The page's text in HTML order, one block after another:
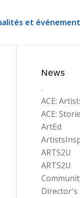
et
News
.
ACE:
ACE:
ArtEd
ARTS2U
ARTS2U